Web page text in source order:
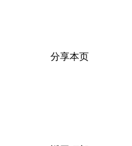
分享本页